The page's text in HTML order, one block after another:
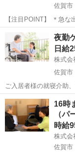
佐賀市
【注目POINT】 ＊急な出費にも安心！日払い・週払い対応OK◎振込
手数料はセブン銀行55円
ッフさんとの連絡専用
なことでもお気軽にご...
佐賀 佐賀市 介
夜勤
日給
株式会
佐賀市
ご入居者様の就寝介助
介助など、夜間帯のケア全般を
て、**「ショートステ
いずれかでのご対応とな
佐賀 佐賀市 介
16時
（パ
時給
株式
佐賀市